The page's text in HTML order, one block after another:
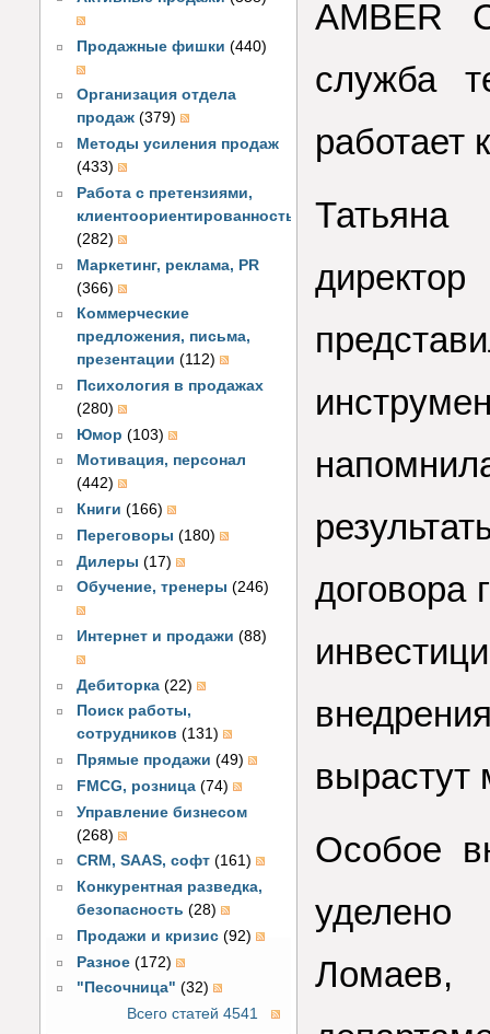
Продажные фишки (440)
Организация отдела
продаж (379)
Методы усиления продаж
(433)
Работа с претензиями,
клиентоориентированность
(282)
Маркетинг, реклама, PR
(366)
Коммерческие
предложения, письма,
презентации (112)
Психология в продажах
(280)
Юмор (103)
Мотивация, персонал
(442)
Книги (166)
Переговоры (180)
Дилеры (17)
Обучение, тренеры (246)
Интернет и продажи (88)
Дебиторка (22)
Поиск работы,
сотрудников (131)
Прямые продажи (49)
FMCG, розница (74)
Управление бизнесом
(268)
CRM, SAAS, софт (161)
Конкурентная разведка,
безопасность (28)
Продажи и кризис (92)
Разное (172)
"Песочница" (32)
Всего статей 4541
AMBER
служба
работает
договора
вырастут
Особое
уделено
Ломаев,